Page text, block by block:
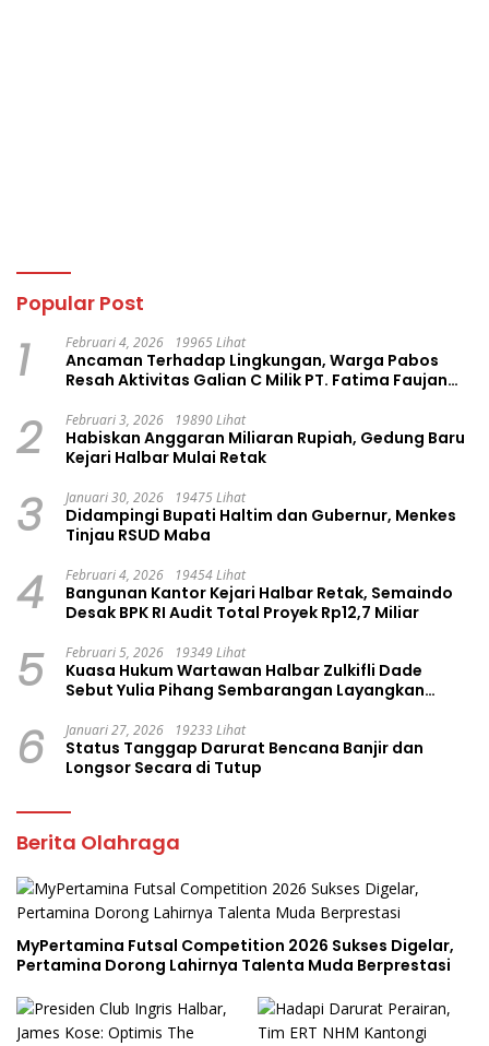
Popular Post
1 Februari 4, 2026 19965 Lihat
Ancaman Terhadap Lingkungan, Warga Pabos
Resah Aktivitas Galian C Milik PT. Fatima Faujan
2 Februari 3, 2026 19890 Lihat
Habiskan Anggaran Miliaran Rupiah, Gedung Baru
Kejari Halbar Mulai Retak
3 Januari 30, 2026 19475 Lihat
Didampingi Bupati Haltim dan Gubernur, Menkes
Tinjau RSUD Maba
4 Februari 4, 2026 19454 Lihat
Bangunan Kantor Kejari Halbar Retak, Semaindo
Desak BPK RI Audit Total Proyek Rp12,7 Miliar
5 Februari 5, 2026 19349 Lihat
Kuasa Hukum Wartawan Halbar Zulkifli Dade
Sebut Yulia Pihang Sembarangan Layangkan
6 Januari 27, 2026 19233 Lihat
Status Tanggap Darurat Bencana Banjir dan
Longsor Secara di Tutup
Berita Olahraga
MyPertamina Futsal Competition 2026 Sukses Digelar,
Pertamina Dorong Lahirnya Talenta Muda Berprestasi